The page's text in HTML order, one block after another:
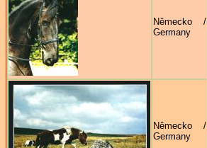
Německo /
Germany
Německo /
Germany